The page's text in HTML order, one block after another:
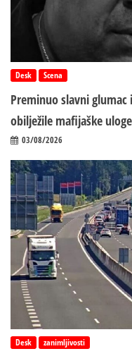
Desk Scena
Preminuo slavni
obilježile mafijaške uloge
03/08/2026
Desk zanimljivosti